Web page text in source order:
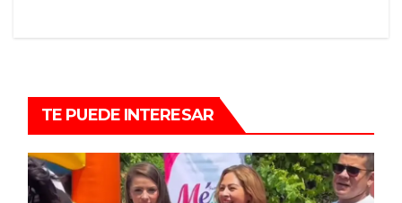
TE PUEDE INTERESAR